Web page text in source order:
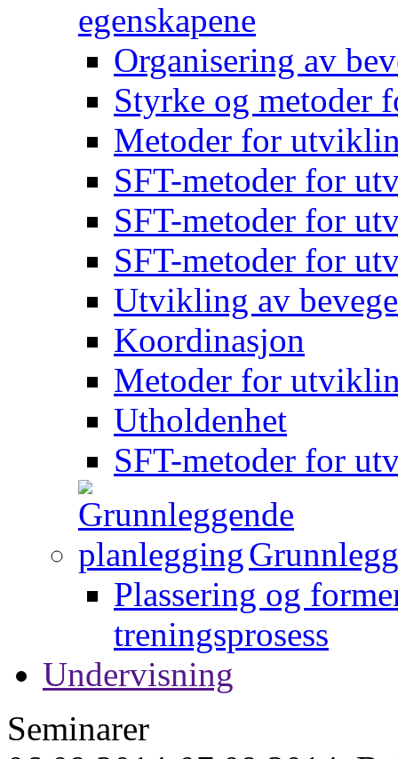
egenskapene
Organisering av
Styrke og metoder
Metoder for
SFT-metoder for
SFT-metoder for
SFT-metoder for
Utvikling av
Koordinasjon
Metoder for
Utholdenhet
SFT-metoder for
Plassering og
treningsprosess
Undervisning
Seminarer